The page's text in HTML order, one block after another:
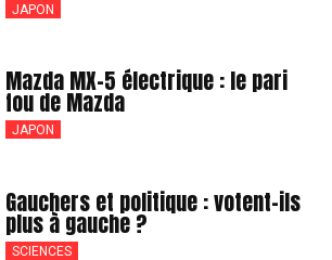
JAPON
Mazda MX-5 électrique : le pari
fou de Mazda
JAPON
Gauchers et politique : votent-ils
plus à gauche ?
SCIENCES